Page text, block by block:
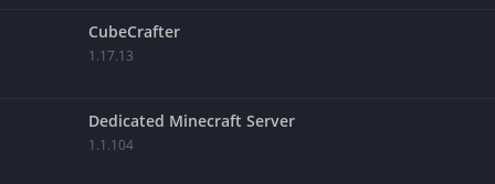
CubeCrafter
1.17.13
Dedicated Minecraft Server
1.1.104